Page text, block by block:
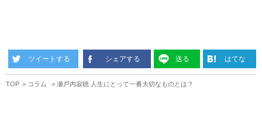
ツイートする シェアする 送る はてな
TOP コラム 瀬戸内寂聴 人生にとって一番大切なものとは？